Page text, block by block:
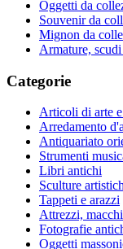
Oggetti da
Souvenir da
Mignon da
Armature,
Categorie
Articoli di arte
Arredamento
Antiquariato
Strumenti
Libri antichi
Sculture
Tappeti e arazzi
Attrezzi,
Fotografie
Oggetti